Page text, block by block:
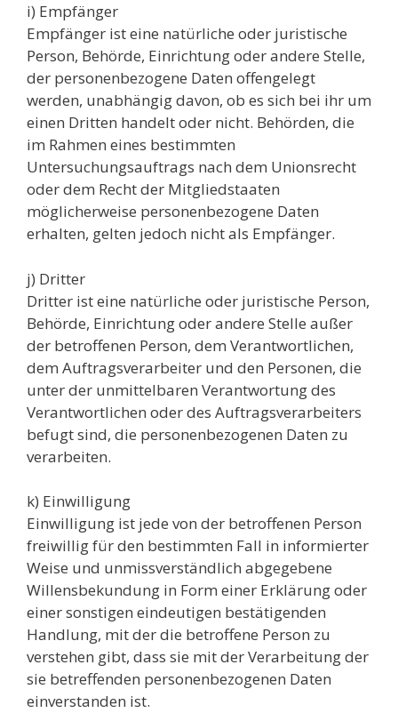
i) Empfänger
Empfänger ist eine natürliche oder juristische
Person, Behörde, Einrichtung oder andere Stelle,
der personenbezogene Daten offengelegt
werden, unabhängig davon, ob es sich bei ihr um
einen Dritten handelt oder nicht. Behörden, die
im Rahmen eines bestimmten
Untersuchungsauftrags nach dem Unionsrecht
oder dem Recht der Mitgliedstaaten
möglicherweise personenbezogene Daten
erhalten, gelten jedoch nicht als Empfänger.
j) Dritter
Dritter ist eine natürliche oder juristische Person,
Behörde, Einrichtung oder andere Stelle außer
der betroffenen Person, dem Verantwortlichen,
dem Auftragsverarbeiter und den Personen, die
unter der unmittelbaren Verantwortung des
Verantwortlichen oder des Auftragsverarbeiters
befugt sind, die personenbezogenen Daten zu
verarbeiten.
k) Einwilligung
Einwilligung ist jede von der betroffenen Person
freiwillig für den bestimmten Fall in informierter
Weise und unmissverständlich abgegebene
Willensbekundung in Form einer Erklärung oder
einer sonstigen eindeutigen bestätigenden
Handlung, mit der die betroffene Person zu
verstehen gibt, dass sie mit der Verarbeitung der
sie betreffenden personenbezogenen Daten
einverstanden ist.